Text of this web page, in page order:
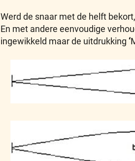
Werd de snaar met de helft
En met andere eenvoudige
ingewikkeld maar de uitdrukking ‘